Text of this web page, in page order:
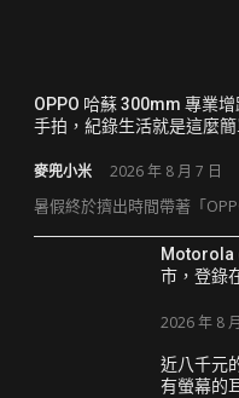
OPPO 哈蘇 300mm 專業
手拍，紀錄生活就是這麼簡
麥兜小米 2026 年 8 月 7 日
暑假終於擠出時間帶著「
Motorola
市，登錄
2026 年 8
近八千元
有螢幕的